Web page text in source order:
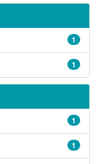
1
1
1
1